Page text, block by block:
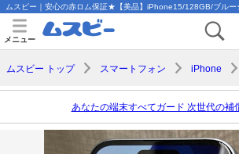
ムスビー｜安心の赤ロム保証★【美品】iPhone15/128GB/ブル
メニュー
ムスビー トップ スマートフォン iPhone
あなたの端末すべてガード 次世代の補